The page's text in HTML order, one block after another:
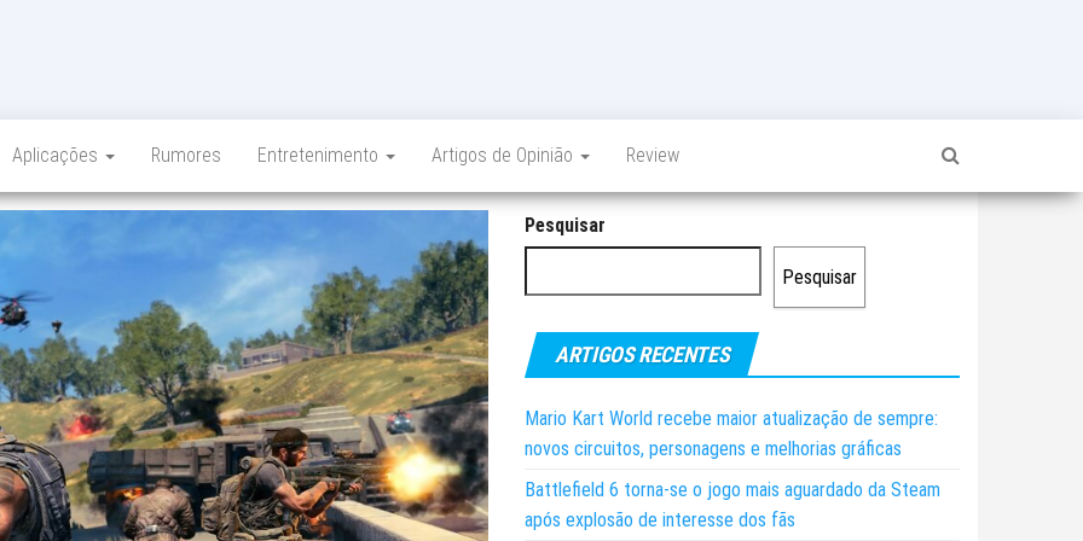
Aplicações Rumores Entretenimento Artigos de Opinião Review
Pesquisar
Pesquisar
ARTIGOS RECENTES
Mario Kart World recebe maior atualização de sempre:
novos circuitos, personagens e melhorias gráficas
Battlefield 6 torna-se o jogo mais aguardado da Steam
após explosão de interesse dos fãs